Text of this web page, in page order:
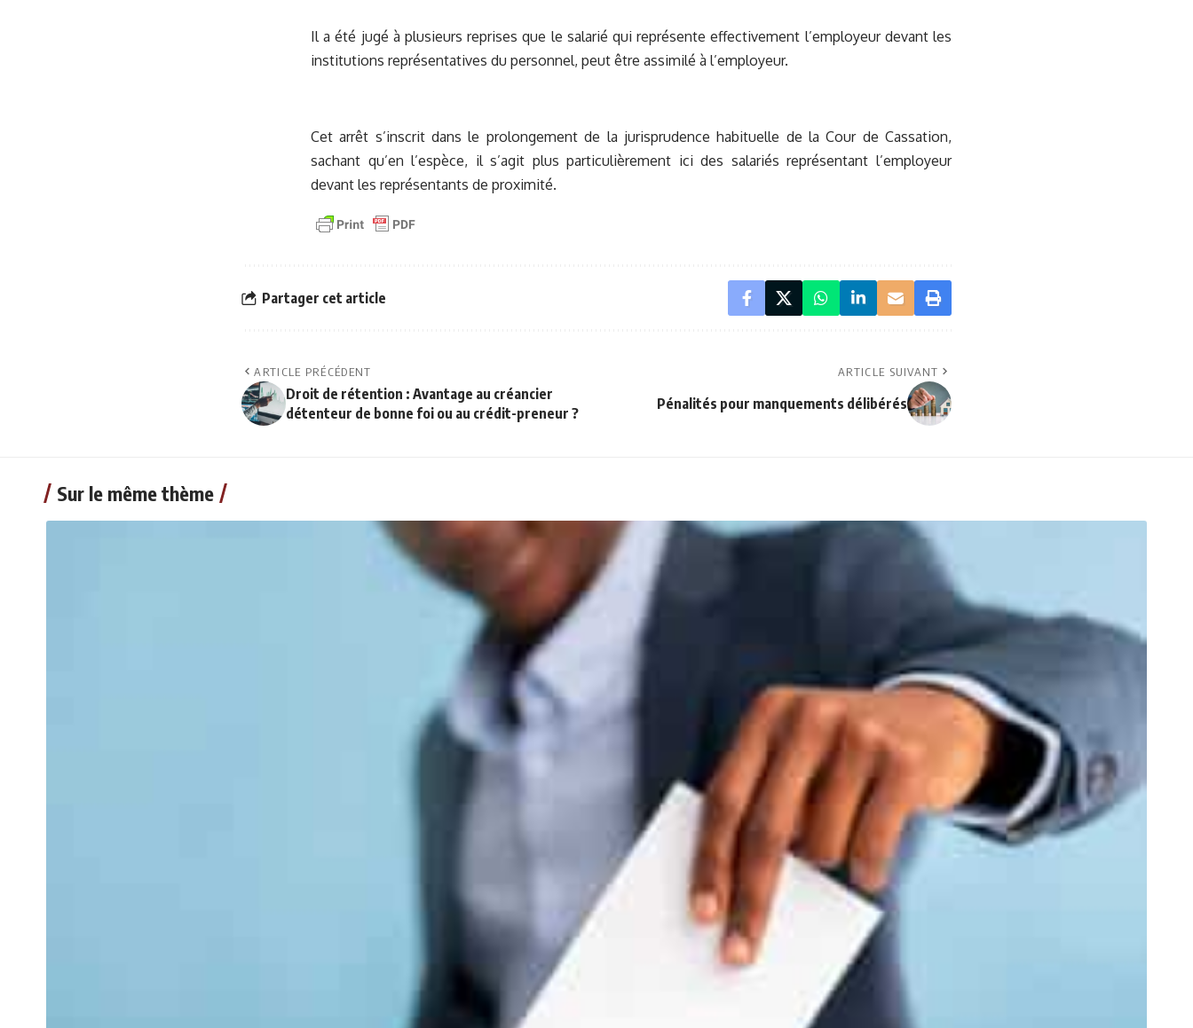
Il a été jugé à plusieurs reprises que le salarié qui représente effectivement l’employeur devant les
institutions représentatives du personnel, peut être assimilé à l’employeur.
Cet arrêt s’inscrit dans le prolongement de la jurisprudence habituelle de la Cour de Cassation,
sachant qu’en l’espèce, il s’agit plus particulièrement ici des salariés représentant l’employeur
devant les représentants de proximité.
Partager cet article
ARTICLE PRÉCÉDENT
Droit de rétention : Avantage au créancier
détenteur de bonne foi ou au crédit-preneur ?
ARTICLE SUIVANT
Pénalités pour manquements délibérés
Sur le même thème